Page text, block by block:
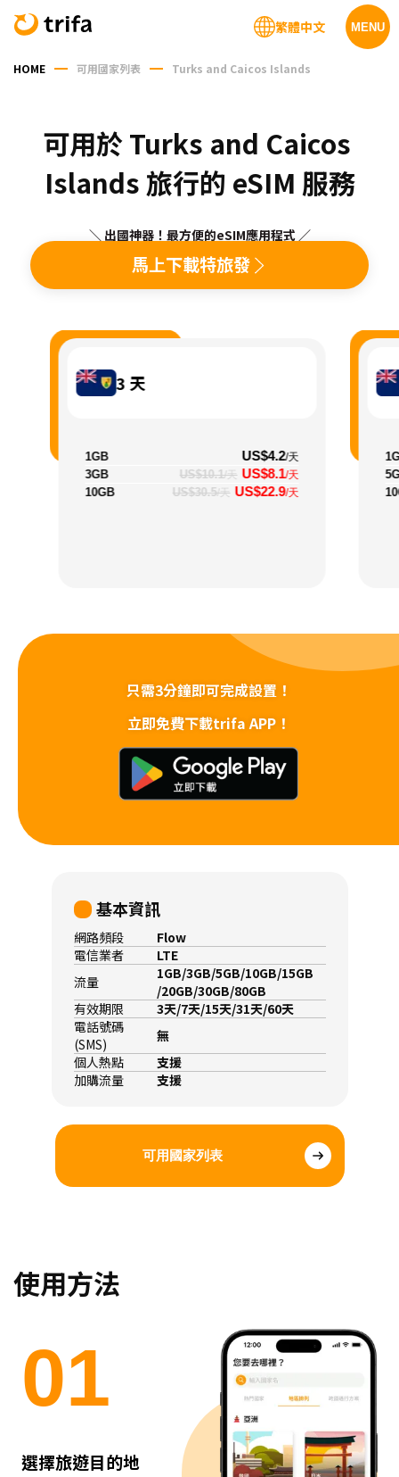
MENU
繁體中文
HOME 可用國家列表 Turks and Caicos Islands
可用於 Turks and Caicos
Islands 旅行的 eSIM 服務
＼ 出國神器！最方便的eSIM應用程式 ／
馬上下載特旅發
3 天
1GB US$4.2/天
3GB US$10.1/天 US$8.1/天
10GB US$30.5/天 US$22.9/天
只需3分鐘即可完成設置！
立即免費下載trifa APP！
基本資訊
網路頻段
Flow
電信業者
LTE
流量
1GB/3GB/5GB/10GB/15GB
/20GB/30GB/80GB
有效期限
3天/7天/15天/31天/60天
電話號碼
(SMS)
無
個人熱點
支援
加購流量
支援
可用國家列表
使用方法
01
選擇旅遊目的地